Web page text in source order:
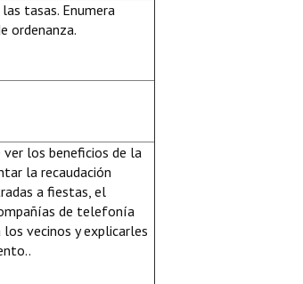
tasas. Enumera
ordenanza.
ver los beneficios de la
la recaudación
a fiestas, el
de telefonía
vecinos y explicarles